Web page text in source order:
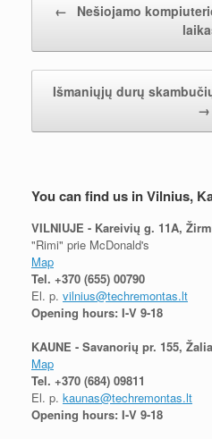
←
Nešiojamo
Išmaniųjų durų
→
You can find us in Vilnius,
VILNIUJE - Kareivių g. 11A,
"Rimi" prie McDonald's
Map
Tel. +370 (655) 00790
El. p. vilnius@techremontas.lt
Opening hours: I-V 9-18
KAUNE - Savanorių pr. 155,
Map
Tel. +370 (684) 09811
El. p. kaunas@techremontas.lt
Opening hours: I-V 9-18